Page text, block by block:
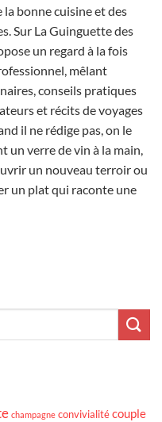
la bonne cuisine et des
Sur La Guinguette des
un regard à la fois
mêlant
conseils pratiques
et récits de voyages
il ne rédige pas, on le
un verre de vin à la main,
un nouveau terroir ou
un plat qui raconte une
champagne convivialitécouple